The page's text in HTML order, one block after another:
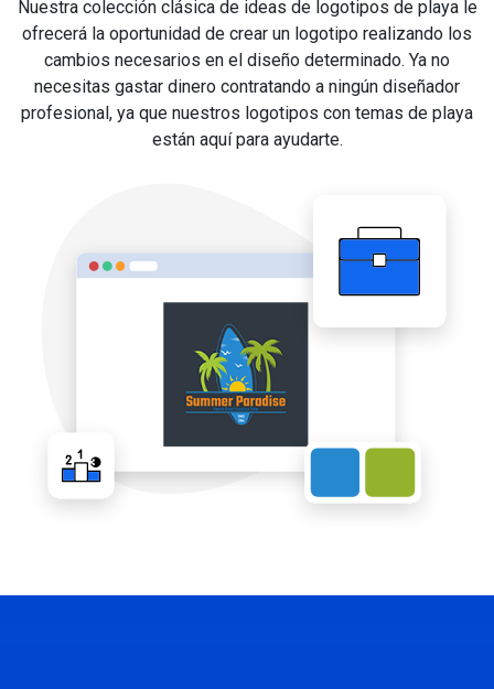
Nuestra colección clásica de ideas de logotipos de playa le
ofrecerá la oportunidad de crear un logotipo realizando los
cambios necesarios en el diseño determinado. Ya no
necesitas gastar dinero contratando a ningún diseñador
profesional, ya que nuestros logotipos con temas de playa
están aquí para ayudarte.